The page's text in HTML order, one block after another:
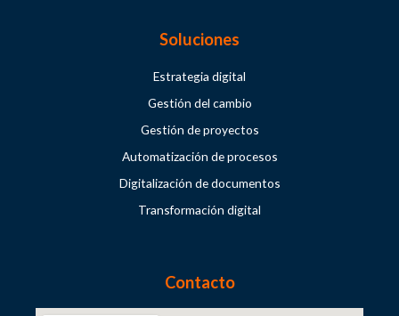
Soluciones
Estrategia digital
Gestión del cambio
Gestión de proyectos
Automatización de procesos
Digitalización de documentos
Transformación digital
Contacto